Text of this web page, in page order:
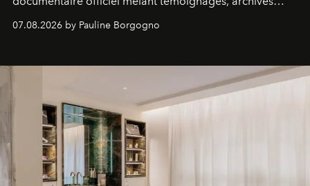
inédites et plongée dans les coulisses d'un phénomène
générationnel.
07.08.2026 by Pauline Borgogno